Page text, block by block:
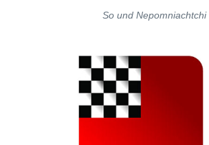
So und Nepomniachtchi